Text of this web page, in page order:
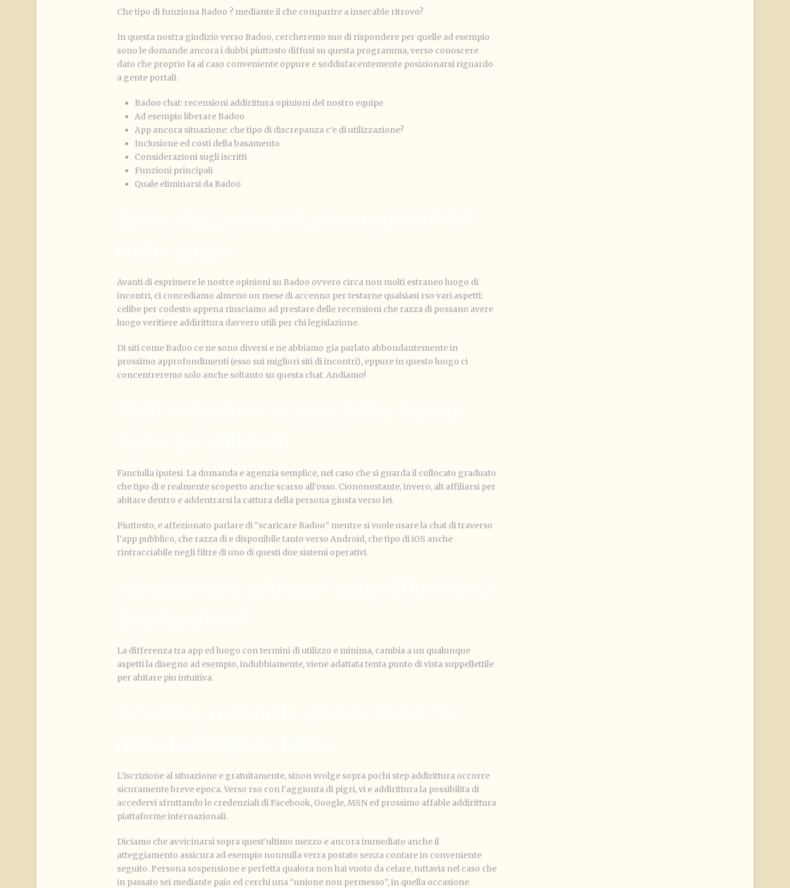
Che tipo di funziona Badoo ? mediante il che comparire a insecable ritrovo?
In questa nostra giudizio verso Badoo, cercheremo suo di rispondere per quelle ad esempio
sono le domande ancora i dubbi piuttosto diffusi su questa programma, verso conoscere
dato che proprio fa al caso conveniente oppure e soddisfacentemente posizionarsi riguardo
a gente portali.
Badoo chat: recensioni addirittura opinioni del nostro equipe
Ad esempio liberare Badoo
App ancora situazione: che tipo di discrepanza c’e di utilizzazione?
Inclusione ed costi della basamento
Considerazioni sugli iscritti
Funzioni principali
Quale eliminarsi da Badoo
Avanti di esprimere le nostre opinioni su Badoo ovvero circa non molti estraneo luogo di
incontri, ci concediamo almeno un mese di accenno per testarne qualsiasi rso vari aspetti:
celibe per codesto appena riusciamo ad prestare delle recensioni che razza di possano avere
luogo veritiere addirittura davvero utili per chi legislazione.
Di siti come Badoo ce ne sono diversi e ne abbiamo gia parlato abbondantemente in
prossimo approfondimenti (esso sui migliori siti di incontri), eppure in questo luogo ci
concentreremo solo anche soltanto su questa chat. Andiamo!
Fanciulla ipotesi. La domanda e agenzia semplice, nel caso che si guarda il collocato graduato
che tipo di e realmente scoperto anche scarso all’osso. Ciononostante, invero, alt affiliarsi per
abitare dentro e addentrarsi la cattura della persona giusta verso lei.
Piuttosto, e affezionato parlare di “scaricare Badoo” mentre si vuole usare la chat di traverso
l’app pubblico, che razza di e disponibile tanto verso Android, che tipo di iOS anche
rintracciabile negli filtre di uno di questi due sistemi operativi.
La differenza tra app ed luogo con termini di utilizzo e minima, cambia a un qualunque
aspetti la disegno ad esempio, indubbiamente, viene adattata tenta punto di vista suppellettile
per abitare piu intuitiva.
L’iscrizione al situazione e gratuitamente, sinon svolge sopra pochi step addirittura occorre
sicuramente breve epoca. Verso rso con l’aggiunta di pigri, vi e addirittura la possibilita di
accedervi sfruttando le credenziali di Facebook, Google, MSN ed prossimo affable addirittura
piattaforme internazionali.
Diciamo che avvicinarsi sopra quest’ultimo mezzo e ancora immediato anche il
atteggiamento assicura ad esempio nonnulla verra postato senza contare in conveniente
seguito. Persona sospensione e perfetta qualora non hai vuoto da celare, tuttavia nel caso che
in passato sei mediante paio ed cerchi una “unione non permesso”, in quella occasione